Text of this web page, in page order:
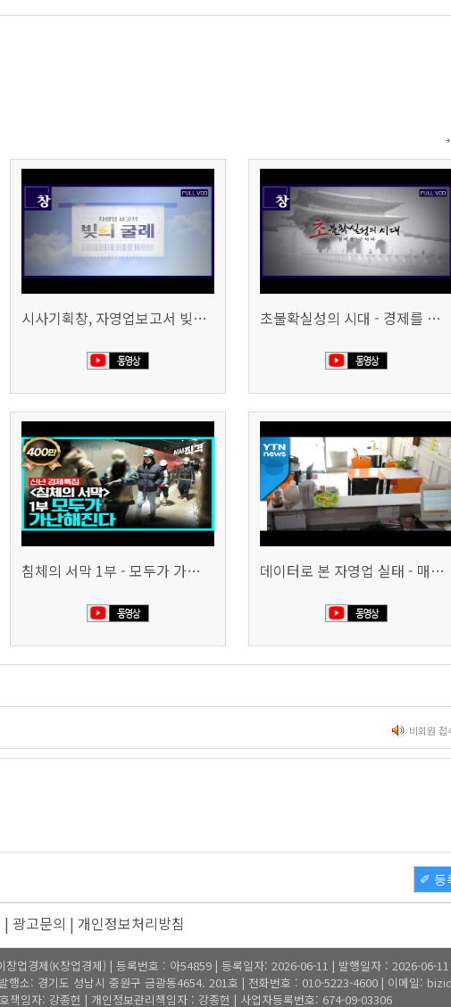
시사기획창, 자영업보고서 빚의 굴레 507회 (KBS 25.6.10) 초불확실성의 시대 - 경제를 구하라 494회 (KBS 25.2.11)
침체의 서막 1부 - 모두가 가난해진다 | 시사직격 신년특집 데이터로 본 자영업 실태 - 매출 '뚝', 장수 업소도 '휘청'
비회원 접
✐ 등
| 광고문의 | 개인정보처리방침
창업경제(K창업경제) | 등록번호 : 아54859 | 등록일자: 2026-06-11 | 발행일자 : 2026-06-
행소: 경기도 성남시 중원구 금광동4654. 201호 | 전화번호 : 010-5223-4600 | 이메일:
책임자: 강종헌 | 개인정보관리책임자 : 강종헌 | 사업자등록번호: 674-09-03306